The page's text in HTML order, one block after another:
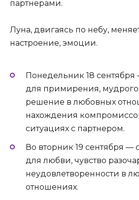
партнерами.
Луна, двигаясь по небу,
настроение, эмоции.
Понедельник 18
для примирения,
решение в любовных
нахождения
ситуациях с партнером.
Во вторник 19 сентября
для любви, чувство
неудовлетворенности в
отношениях.